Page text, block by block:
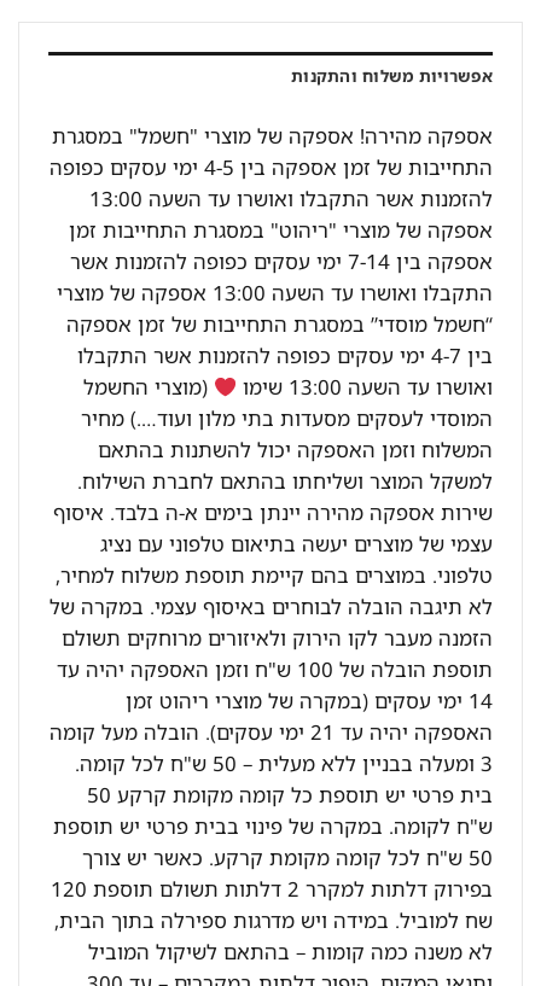
אפשרויות משלוח והתקנות
אספקה מהירה! אספקה של מוצרי "חשמל" במסגרת
התחייבות של זמן אספקה בין 4-5 ימי עסקים כפופה
להזמנות אשר התקבלו ואושרו עד השעה 13:00
אספקה של מוצרי "ריהוט" במסגרת התחייבות זמן
אספקה בין 7-14 ימי עסקים כפופה להזמנות אשר
התקבלו ואושרו עד השעה 13:00 אספקה של מוצרי
“חשמל מוסדי” במסגרת התחייבות של זמן אספקה
בין 4-7 ימי עסקים כפופה להזמנות אשר התקבלו
ואושרו עד השעה 13:00 שימו
(מוצרי החשמל
המוסדי לעסקים מסעדות בתי מלון ועוד….) מחיר
המשלוח וזמן האספקה יכול להשתנות בהתאם
למשקל המוצר ושליחתו בהתאם לחברת השילוח.
שירות אספקה מהירה יינתן בימים א-ה בלבד. איסוף
עצמי של מוצרים יעשה בתיאום טלפוני עם נציג
טלפוני. במוצרים בהם קיימת תוספת משלוח למחיר,
לא תיגבה הובלה לבוחרים באיסוף עצמי. במקרה של
הזמנה מעבר לקו הירוק ולאיזורים מרוחקים תשולם
תוספת הובלה של 100 ש"ח וזמן האספקה יהיה עד
14 ימי עסקים (במקרה של מוצרי ריהוט זמן
האספקה יהיה עד 21 ימי עסקים). הובלה מעל קומה
3 ומעלה בבניין ללא מעלית – 50 ש"ח לכל קומה.
בית פרטי יש תוספת כל קומה מקומת קרקע 50
ש"ח לקומה. במקרה של פינוי בבית פרטי יש תוספת
50 ש"ח לכל קומה מקומת קרקע. כאשר יש צורך
בפירוק דלתות למקרר 2 דלתות תשולם תוספת 120
שח למוביל. במידה ויש מדרגות ספירלה בתוך הבית,
לא משנה כמה קומות – בהתאם לשיקול המוביל